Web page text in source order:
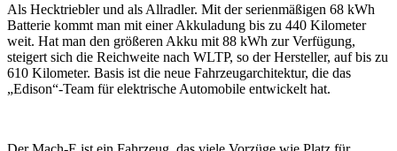
Als Hecktriebler und als Allradler. Mit der serienmäßigen 68 kWh
Batterie kommt man mit einer Akkuladung bis zu 440 Kilometer
weit. Hat man den größeren Akku mit 88 kWh zur Verfügung,
steigert sich die Reichweite nach WLTP, so der Hersteller, auf bis zu
610 Kilometer. Basis ist die neue Fahrzeugarchitektur, die das
„Edison“-Team für elektrische Automobile entwickelt hat.